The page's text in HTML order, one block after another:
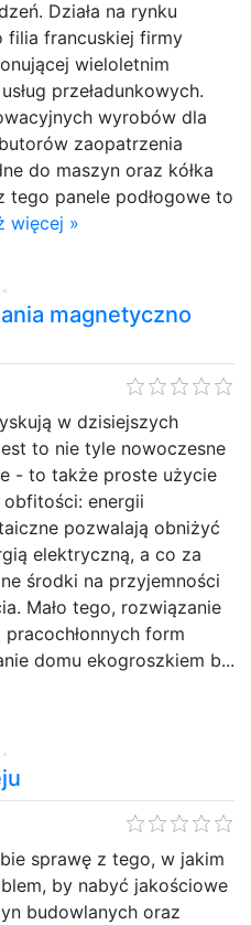
Działa na rynku
filia francuskiej firmy
wieloletnim
przeładunkowych.
wyrobów dla
zaopatrzenia
do maszyn oraz kółka
tego panele podłogowe to
więcej »
magnetyczno
w dzisiejszych
to nie tyle nowoczesne
- to także proste użycie
energii
pozwalają obniżyć
elektryczną, a co za
środki na przyjemności
Mało tego, rozwiązanie
form
domu ekogroszkiem b...
sprawę z tego, w jakim
by nabyć jakościowe
budowlanych oraz